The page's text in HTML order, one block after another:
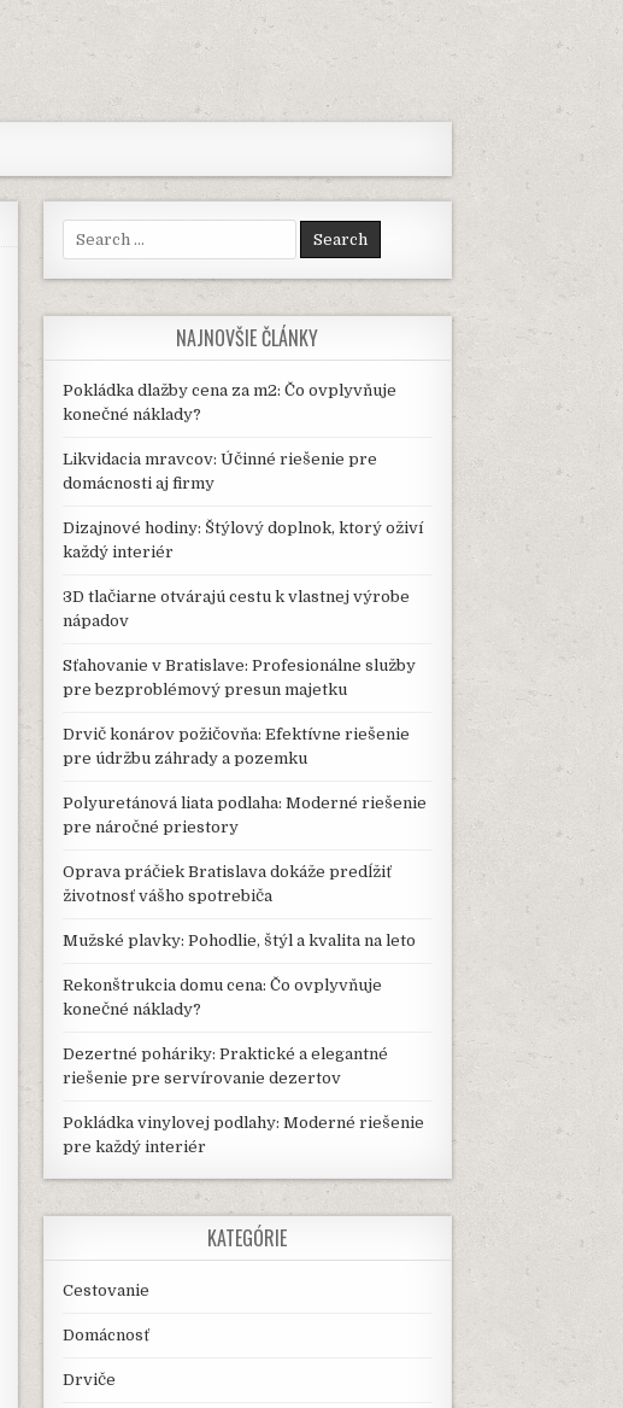
Search
for:
NAJNOVŠIE ČLÁNKY
Pokládka dlažby cena za m2: Čo ovplyvňuje
konečné náklady?
Likvidacia mravcov: Účinné riešenie pre
domácnosti aj firmy
Dizajnové hodiny: Štýlový doplnok, ktorý oživí
každý interiér
3D tlačiarne otvárajú cestu k vlastnej výrobe
nápadov
Sťahovanie v Bratislave: Profesionálne služby
pre bezproblémový presun majetku
Drvič konárov požičovňa: Efektívne riešenie
pre údržbu záhrady a pozemku
Polyuretánová liata podlaha: Moderné riešenie
pre náročné priestory
Oprava práčiek Bratislava dokáže predĺžiť
životnosť vášho spotrebiča
Mužské plavky: Pohodlie, štýl a kvalita na leto
Rekonštrukcia domu cena: Čo ovplyvňuje
konečné náklady?
Dezertné poháriky: Praktické a elegantné
riešenie pre servírovanie dezertov
Pokládka vinylovej podlahy: Moderné riešenie
pre každý interiér
KATEGÓRIE
Cestovanie
Domácnosť
Drviče